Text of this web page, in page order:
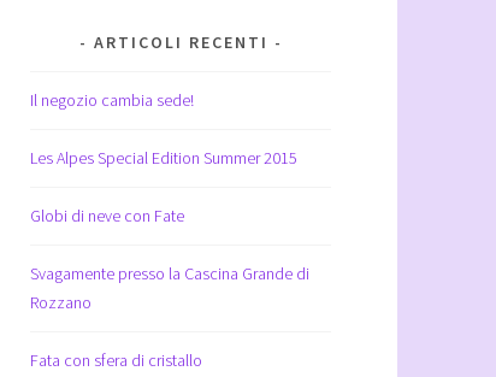
ARTICOLI RECENTI
Il negozio cambia sede!
Les Alpes Special Edition Summer 2015
Globi di neve con Fate
Svagamente presso la Cascina Grande di
Rozzano
Fata con sfera di cristallo